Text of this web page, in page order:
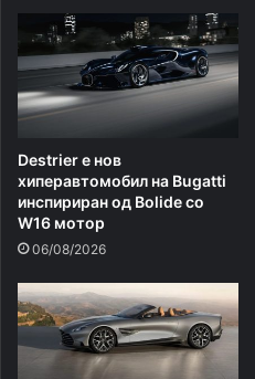
Destrier е нов
хиперавтомобил на Bugatti
инспириран од Bolide со
W16 мотор
06/08/2026